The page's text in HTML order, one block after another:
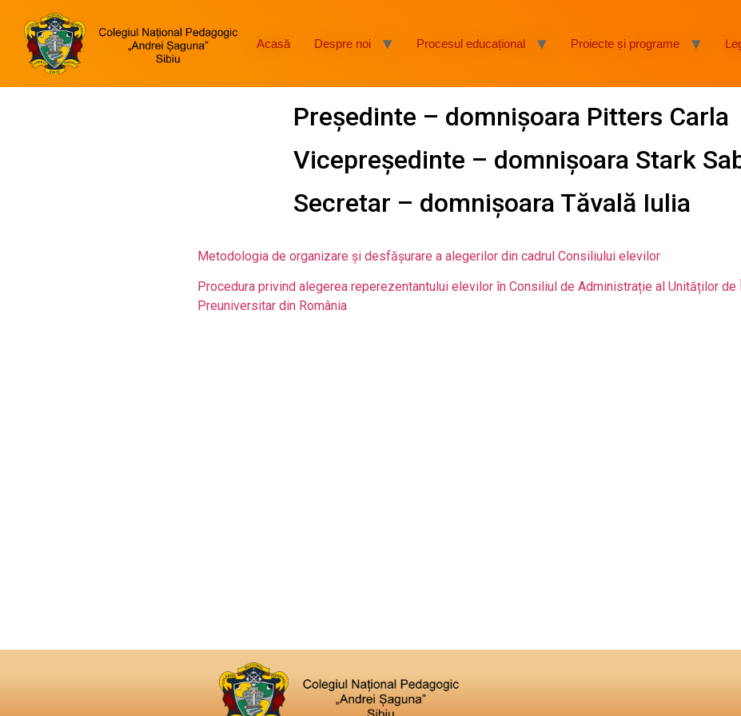
Acasă Despre noi Procesul educațional Proiecte și programe
Preşedinte – domnişoara Pitters Carla
Vicepreşedinte – domnişoara Stark
Secretar – domnişoara Tăvală Iulia
Metodologia de organizare și desfășurare a alegerilor din cadrul Consiliului elevilor
Procedura privind alegerea reperezentantului elevilor în Consiliul de Administrație al Unităților de
Preuniversitar din România